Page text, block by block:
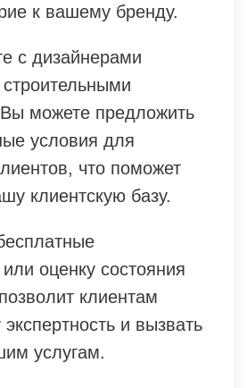
к вашему бренду.
с дизайнерами
можете предложить
условия для
что поможет
клиентскую базу.
или оценку состояния
клиентам
и вызвать
услугам.